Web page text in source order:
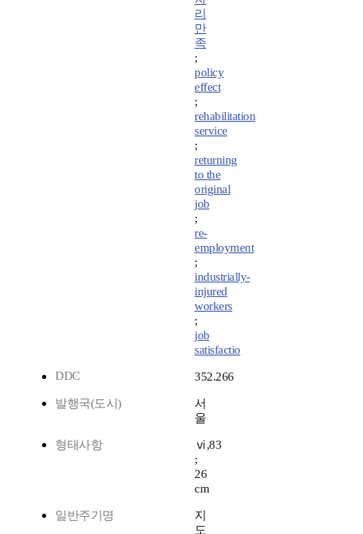
리
만
족
;
policy
effect
;
rehabilitation
service
;
returning
to the
original
job
;
re-
employment
;
industrially-
injured
workers
;
job
satisfactio
DDC
352.266
발행국(도시)
서
울
형태사항
ⅵ,83
;
26
cm
일반주기명
지
도